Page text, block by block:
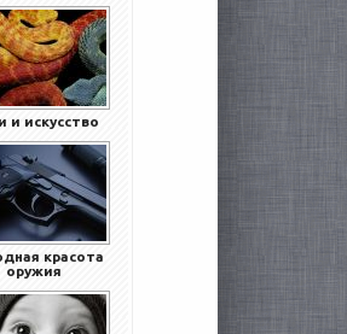
и искусство
красота
оружия